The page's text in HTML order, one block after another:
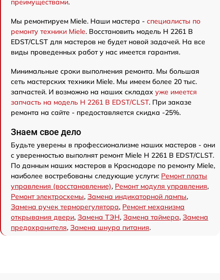
преимуществами.
Мы ремонтируем Miele. Наши мастера - специалисты по
ремонту техники Miele. Восстановить модель H 2261 B
EDST/CLST для мастеров не будет новой задачей. На все
виды проведенных работ у нас имеется гарантия.
Минимальные сроки выполнения ремонта. Мы большая
сеть мастерских техники Miele. Мы имеем более 20 тыс.
запчастей. И возможно на наших складах уже имеется
запчасть на модель H 2261 B EDST/CLST. При заказе
ремонта на сайте - предоставляется скидка -25%.
Знаем свое дело
Будьте уверены в профессионализме наших мастеров - они
с уверенностью выполнят ремонт Miele H 2261 B EDST/CLST.
По данным наших мастеров в Краснодаре по ремонту Miele,
наиболее востребованы следующие услуги: Ремонт платы
управления (восстановление), Ремонт модуля управления,
Ремонт электросхемы, Замена индикаторной лампы,
Замена ручек терморегулятора, Ремонт механизма
открывания двери, Замена ТЭН, Замена таймера, Замена
предохранителя, Замена шнура питания.